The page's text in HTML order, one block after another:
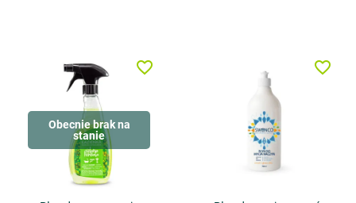
Obecnie brak na
stanie
favorite_border favorite_border